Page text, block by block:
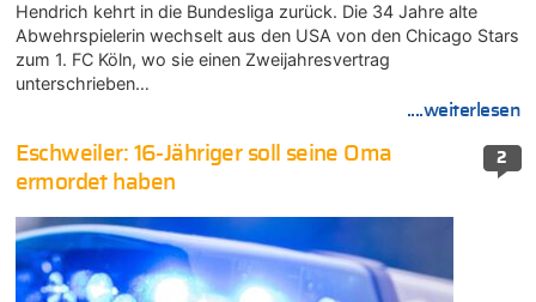
Hendrich kehrt in die Bundesliga zurück. Die 34 Jahre alte
Abwehrspielerin wechselt aus den USA von den Chicago Stars
zum 1. FC Köln, wo sie einen Zweijahresvertrag
unterschrieben…
....weiterlesen
2
Eschweiler: 16-Jähriger soll seine Oma
ermordet haben